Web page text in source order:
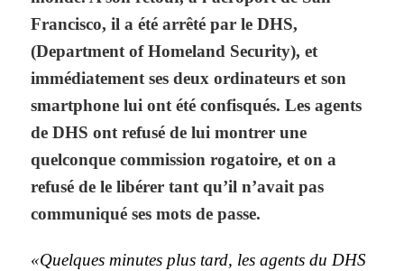
Francisco, il a été arrêté par le DHS,
(Department of Homeland Security), et
immédiatement ses deux ordinateurs et son
smartphone lui ont été confisqués. Les agents
de DHS ont refusé de lui montrer une
quelconque commission rogatoire, et on a
refusé de le libérer tant qu’il n’avait pas
communiqué ses mots de passe.
«Quelques minutes plus tard, les agents du DHS